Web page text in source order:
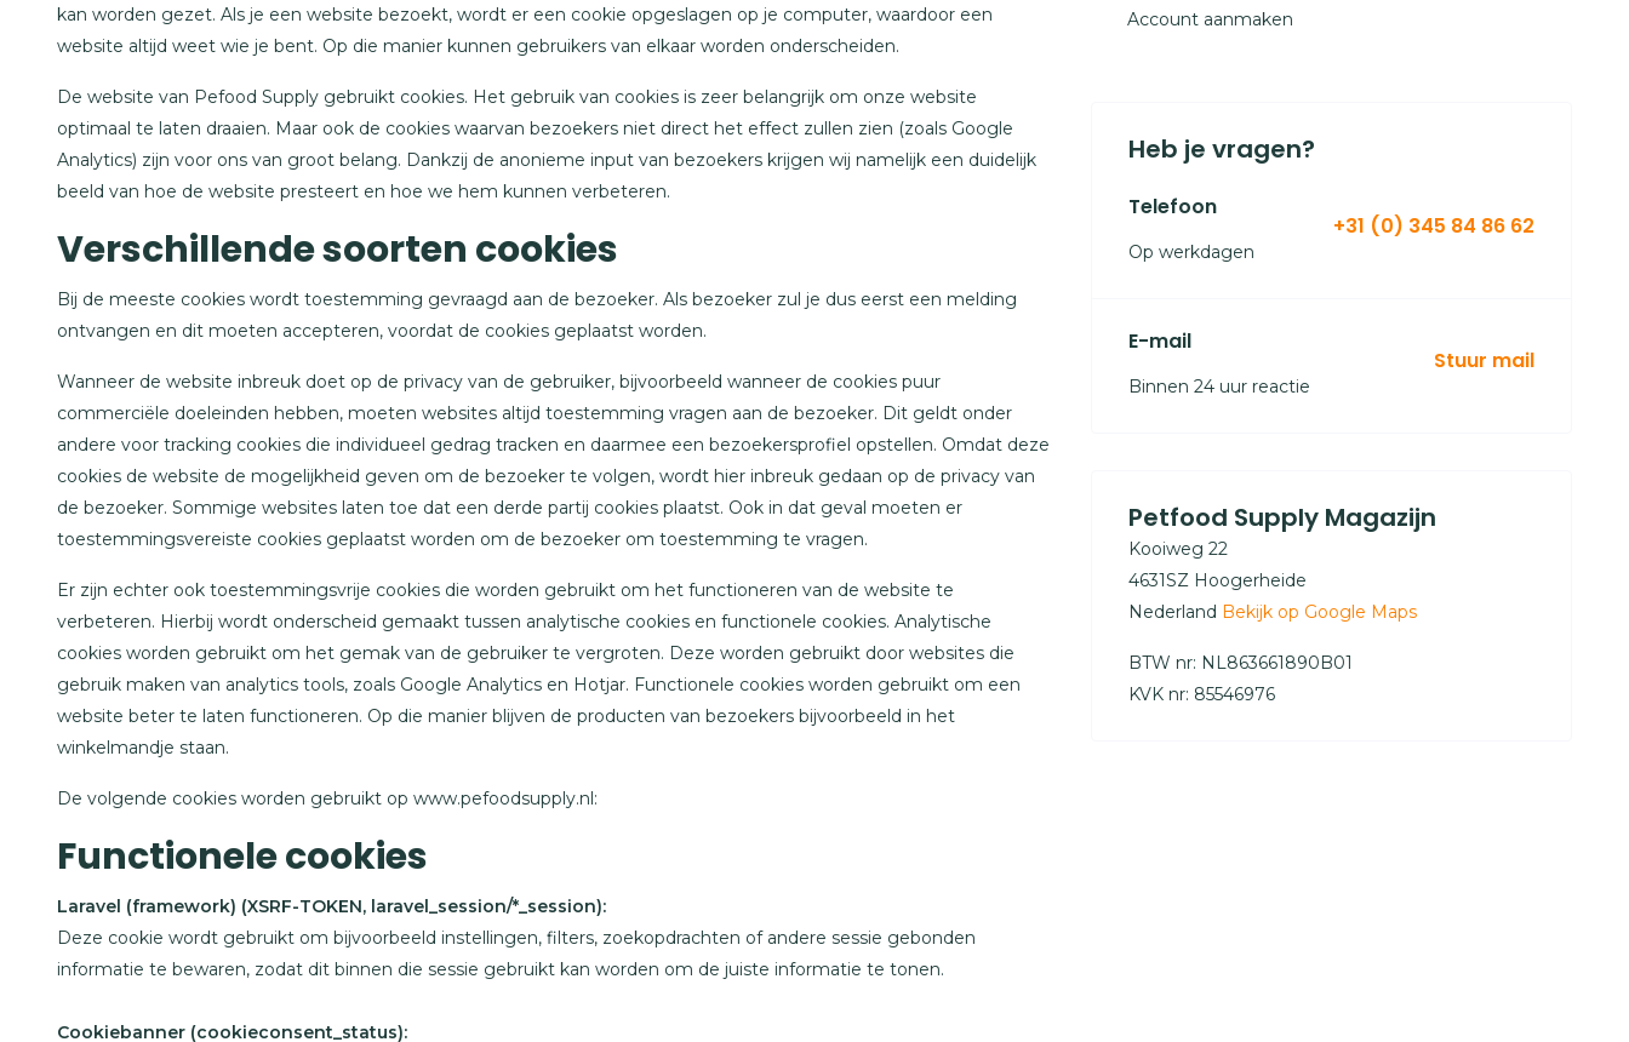
kan worden gezet. Als je een website bezoekt, wordt er een cookie opgeslagen op je computer, waardoor een
website altijd weet wie je bent. Op die manier kunnen gebruikers van elkaar worden onderscheiden.
De website van Pefood Supply gebruikt cookies. Het gebruik van cookies is zeer belangrijk om onze website
optimaal te laten draaien. Maar ook de cookies waarvan bezoekers niet direct het effect zullen zien (zoals Google
Analytics) zijn voor ons van groot belang. Dankzij de anonieme input van bezoekers krijgen wij namelijk een duidelijk
beeld van hoe de website presteert en hoe we hem kunnen verbeteren.
Verschillende soorten cookies
Bij de meeste cookies wordt toestemming gevraagd aan de bezoeker. Als bezoeker zul je dus eerst een melding
ontvangen en dit moeten accepteren, voordat de cookies geplaatst worden.
Wanneer de website inbreuk doet op de privacy van de gebruiker, bijvoorbeeld wanneer de cookies puur
commerciële doeleinden hebben, moeten websites altijd toestemming vragen aan de bezoeker. Dit geldt onder
andere voor tracking cookies die individueel gedrag tracken en daarmee een bezoekersprofiel opstellen. Omdat deze
cookies de website de mogelijkheid geven om de bezoeker te volgen, wordt hier inbreuk gedaan op de privacy van
de bezoeker. Sommige websites laten toe dat een derde partij cookies plaatst. Ook in dat geval moeten er
toestemmingsvereiste cookies geplaatst worden om de bezoeker om toestemming te vragen.
Er zijn echter ook toestemmingsvrije cookies die worden gebruikt om het functioneren van de website te
verbeteren. Hierbij wordt onderscheid gemaakt tussen analytische cookies en functionele cookies. Analytische
cookies worden gebruikt om het gemak van de gebruiker te vergroten. Deze worden gebruikt door websites die
gebruik maken van analytics tools, zoals Google Analytics en Hotjar. Functionele cookies worden gebruikt om een
website beter te laten functioneren. Op die manier blijven de producten van bezoekers bijvoorbeeld in het
winkelmandje staan.
De volgende cookies worden gebruikt op www.pefoodsupply.nl:
Functionele cookies
Laravel (framework) (XSRF-TOKEN, laravel_session/*_session):
Deze cookie wordt gebruikt om bijvoorbeeld instellingen, filters, zoekopdrachten of andere sessie gebonden
informatie te bewaren, zodat dit binnen die sessie gebruikt kan worden om de juiste informatie te tonen.
Cookiebanner (cookieconsent_status):
Account aanmaken
Heb je vragen?
Telefoon
Op werkdagen
+31 (0) 345 84 86 62
E-mail
Binnen 24 uur reactie
Stuur mail
Petfood Supply Magazijn
Kooiweg 22
4631SZ Hoogerheide
Nederland Bekijk op Google Maps
BTW nr: NL863661890B01
KVK nr: 85546976